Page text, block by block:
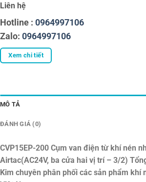
Liên hệ
Hotline : 0964997106
Zalo: 0964997106
Xem chi tiết
MÔ TẢ
ĐÁNH GIÁ (0)
CVP15EP-200 Cụm van điện từ khí nén
Airtac(AC24V, ba cửa hai vị trí – 3/2)
Kim chuyên phân phối các sản phẩm khí